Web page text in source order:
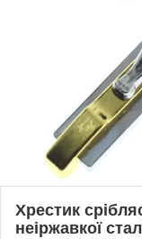
Хрестик
неіржавкої